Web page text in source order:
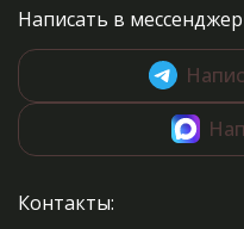
Написать в
Контакты: